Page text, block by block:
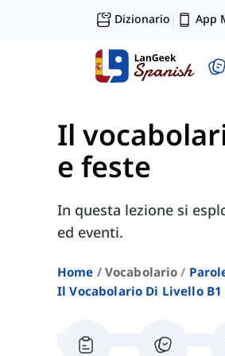
Dizionario | App
Il
e feste
In questa lezione si
ed eventi.
Home Vocabolario
Il Vocabolario Di Livello B1